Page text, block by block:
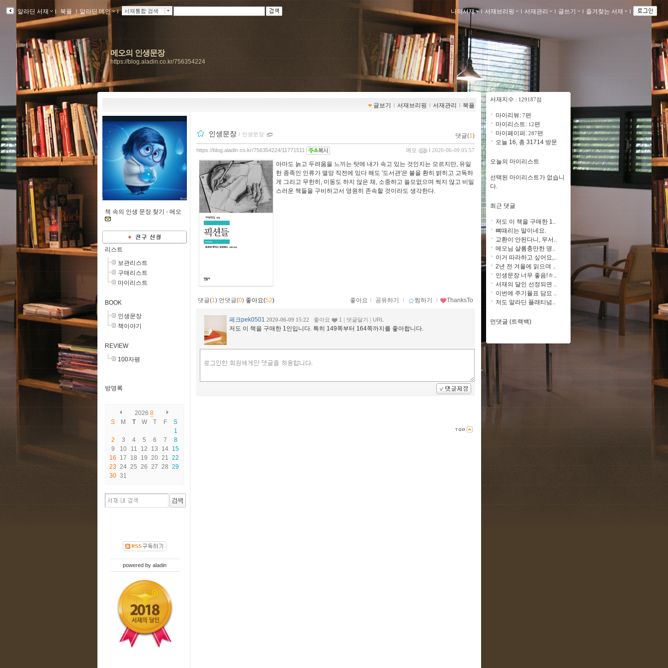
알라딘 서재 ｌ 북플 ｌ알라딘 메인 ｌ 서재통합 검색 나의서재 ｌ 서재브리핑 ｌ 서재관리 ｌ 글쓰기 ｌ 즐겨찾는 서재 ｌ
메오의 인생문장
https://blog.aladin.co.kr/756354224
글보기 ｌ 서재브리핑 ｌ 서재관리 ｌ 북플
책 속의 인생 문장 찾기 - 메오
리스트
보관리스트
구매리스트
마이리스트
BOOK
인생문장
책이야기
REVIEW
100자평
방명록
2026 8
S
M T W T F
S
1
2
3 4 5 6 7
8
9
10 11 12 13 14 15
16
17 18 19 20 21 22
23 24 25 26 27 28 29
30 31
powered by aladin
인생문장 ｌ 인생문장 댓글(1)
메오 ( ) l 2020-06-09 05:57
https://blog.aladin.co.kr/756354224/11771511
아마도 늙고 두려움을 느끼는 탓에 내가 속고 있는 것인지는 모르지만, 유일
한 종족인 인류가 멸망 직전에 있다 해도 '도서관'은 불을 환히 밝히고 고독하
게 그리고 무한히, 미동도 하지 않은 채, 소중하고 쓸모없으며 썩지 않고 비밀
스러운 책들을 구비하고서 영원히 존속할 것이라도 생각한다.
댓글(1) 먼댓글(0) 좋아요(52) 좋아요 ｌ 공유하기 ｌ 찜하기 ｌ ThanksTo
페크pek0501 2020-06-09 15:22 좋아요 1 댓글달기 URL
저도 이 책을 구매한 1인입니다. 특히 149쪽부터 164쪽까지를 좋아합니다.
서재지수 : 129187점
마이리뷰: 7편
마이리스트: 12편
마이페이퍼: 287편
오늘 16, 총 31714 방문
오늘의 마이리스트
선택된 마이리스트가 없습니
다.
최근 댓글
저도 이 책을 구매한 1..
뼈때리는 말이네요.
교환이 안된다니, 무서..
메오님 샬롬충만한 명..
이거 따라하고 싶어요,..
2년 전 겨울에 읽으며 ..
인생문장 너무 좋음!ㅎ..
서재의 달인 선정되면 ..
이번에 주기율표 담요 ..
저도 알라딘 플래티넘..
먼댓글 (트랙백)